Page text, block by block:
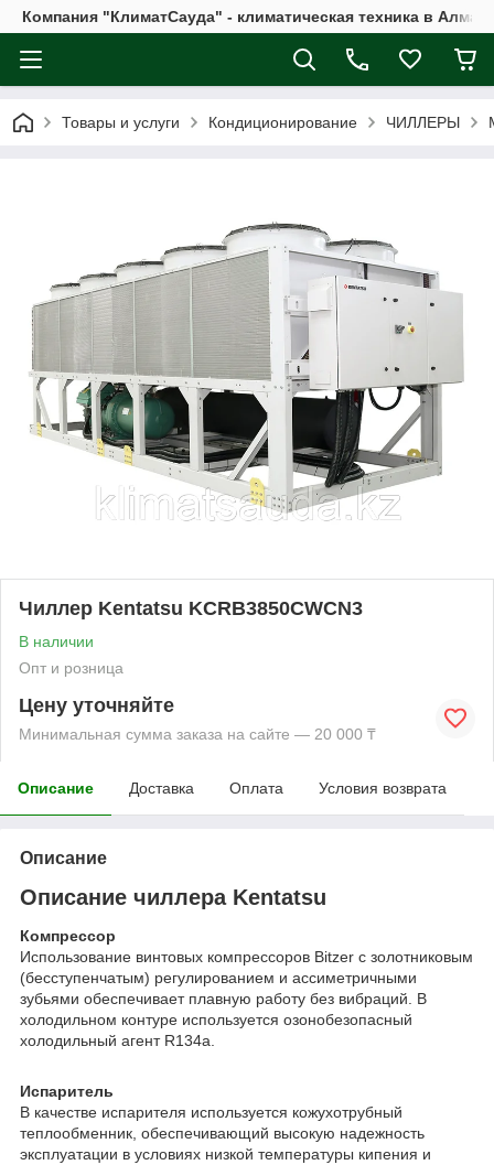
Компания "КлиматСауда" - климатическая техника в
Товары и услуги Кондиционирование ЧИЛЛЕРЫ
Чиллер Kentatsu KCRB3850CWCN3
В наличии
Опт и розница
Цену уточняйте
Минимальная сумма заказа на сайте — 20 000 ₸
Описание Доставка Оплата Условия возврата
Описание
Описание чиллера Kentatsu
Компрессор
Использование винтовых компрессоров Bitzer с золотниковым
(бесступенчатым) регулированием и ассиметричными
зубьями обеспечивает плавную работу без вибраций. В
холодильном контуре используется озонобезопасный
холодильный агент R134a.
Испаритель
В качестве испарителя используется кожухотрубный
теплообменник, обеспечивающий высокую надежность
эксплуатации в условиях низкой температуры кипения и